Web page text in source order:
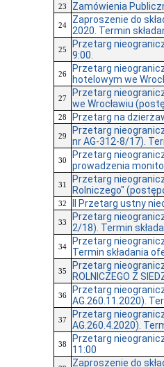
23 Zamówienia
24
Zaproszenie do
2020. Termin
25
Przetarg
9:00.
26
Przetarg
hotelowym we
27
Przetarg
we Wrocławiu
28 Przetarg na
29
Przetarg
nr AG-312-8/17).
30
Przetarg
prowadzenia
31
Przetarg
Rolniczego"
32 II Przetarg ustny
33
Przetarg
2/18). Termin
34
Przetarg
Termin składania
35
Przetarg
ROLNICZEGO Z
36
Przetarg
AG.260.11.2020).
37
Przetarg
AG.260.4.2020).
38
Przetarg
11:00
Zaproszenie do